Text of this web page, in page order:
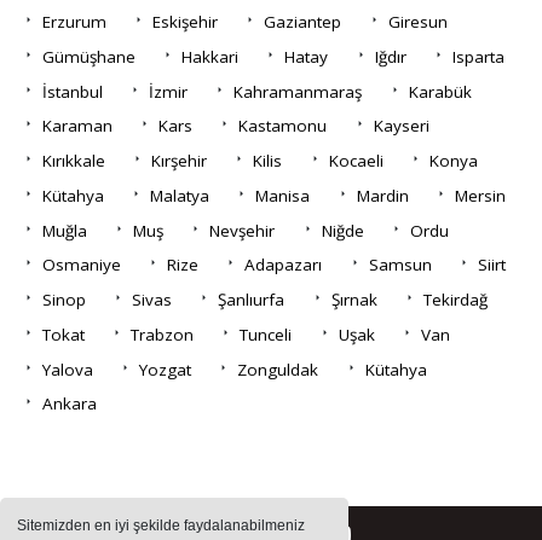
Sitemizden en iyi şekilde faydalanabilmeniz
Erzurum
Eskişehir Gaziantep
Giresun
Gümüşhane
Hakkari Hatay Iğdır
Isparta
İstanbul
İzmir Kahramanmaraş
Karabük
Karaman
Kars Kastamonu
Kayseri
Kırıkkale
Kırşehir Kilis Kocaeli
Konya
Kütahya
Malatya Manisa Mardin
Mersin
Muğla
Muş Nevşehir Niğde
Ordu
Osmaniye
Rize Adapazarı Samsun
Siirt
Sinop
Sivas Şanlıurfa Şırnak
Tekirdağ
Tokat
Trabzon Tunceli Uşak
Van
Yalova
Yozgat Zonguldak
Kütahya
Ankara